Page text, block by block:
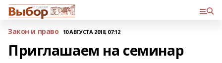
Закон и право 10 АВГУСТА 2018, 07:12
Приглашаем на семинар